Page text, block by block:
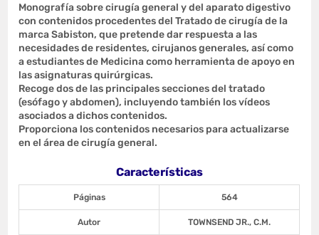
Monografía sobre cirugía general y del aparato digestivo
con contenidos procedentes del Tratado de cirugía de la
marca Sabiston, que pretende dar respuesta a las
necesidades de residentes, cirujanos generales, así como
a estudiantes de Medicina como herramienta de apoyo en
las asignaturas quirúrgicas.
Recoge dos de las principales secciones del tratado
(esófago y abdomen), incluyendo también los vídeos
asociados a dichos contenidos.
Proporciona los contenidos necesarios para actualizarse
en el área de cirugía general.
Características
Páginas 564
Autor TOWNSEND JR., C.M.